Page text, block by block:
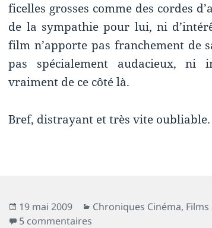
ficelles grosses comme des cordes
de la sympathie pour lui, ni
film n’apporte pas franchement de
pas spécialement audacieux, ni
vraiment de ce côté là.
Bref, distrayant et très vite
Publié
le
19 mai 2009 Catégories
Chroniques Cinéma, Films
5 commentaires